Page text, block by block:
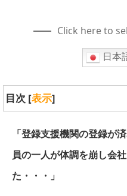
Click here to
日本
目次 [表示]
「登録支援機関の登録が
員の一人が体調を崩し会
た・・・」